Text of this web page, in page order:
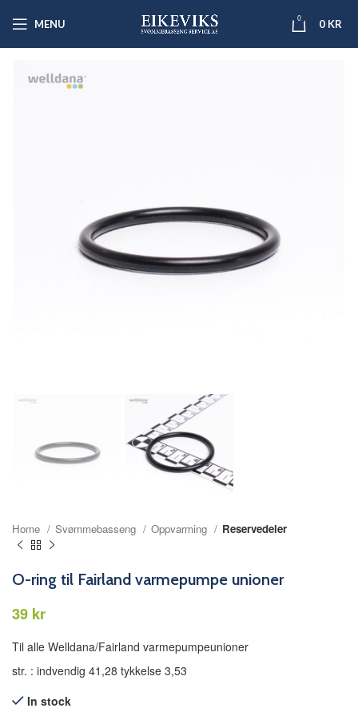
MENU 0 0 KR
Home Svømmebasseng Oppvarming Reservedeler
O-ring til Fairland varmepumpe unioner
kr
Til alle Welldana/Fairland varmepumpeunioner
str. : indvendig 41,28 tykkelse 3,53
In stock